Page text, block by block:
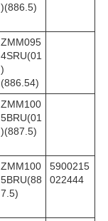
)(886.5)
ZMM095
4SRU(01
)
(886.54)
ZMM100
5BRU(01
)(887.5)
ZMM100
5BRU(88
7.5)
5900215
022444